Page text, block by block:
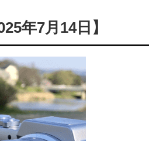
年7月14日】